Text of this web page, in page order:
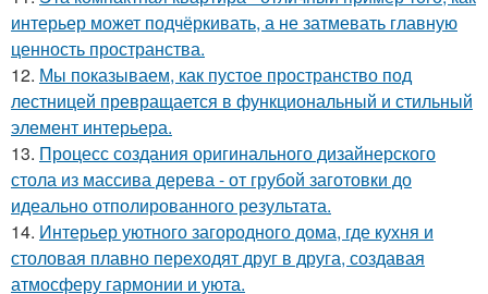
интерьер может подчёркивать, а не затмевать главную
ценность пространства.
12. Мы показываем, как пустое пространство под
лестницей превращается в функциональный и стильный
элемент интерьера.
13. Процесс создания оригинального дизайнерского
стола из массива дерева - от грубой заготовки до
идеально отполированного результата.
14. Интерьер уютного загородного дома, где кухня и
столовая плавно переходят друг в друга, создавая
атмосферу гармонии и уюта.